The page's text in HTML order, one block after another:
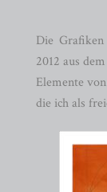
Die
2012 aus
Elemente
die ich als